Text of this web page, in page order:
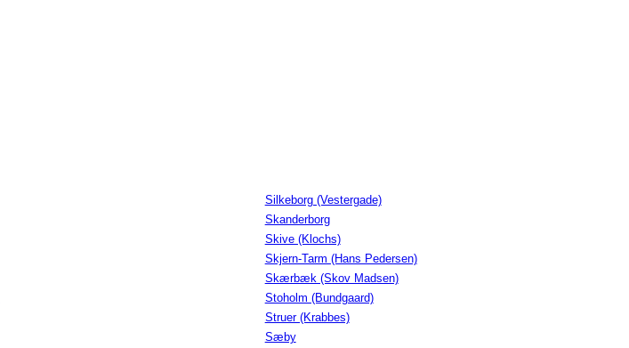
Silkeborg (Vestergade)
Skanderborg
Skive (Klochs)
Skjern-Tarm (Hans Pedersen)
Skærbæk (Skov Madsen)
Stoholm (Bundgaard)
Struer (Krabbes)
Sæby